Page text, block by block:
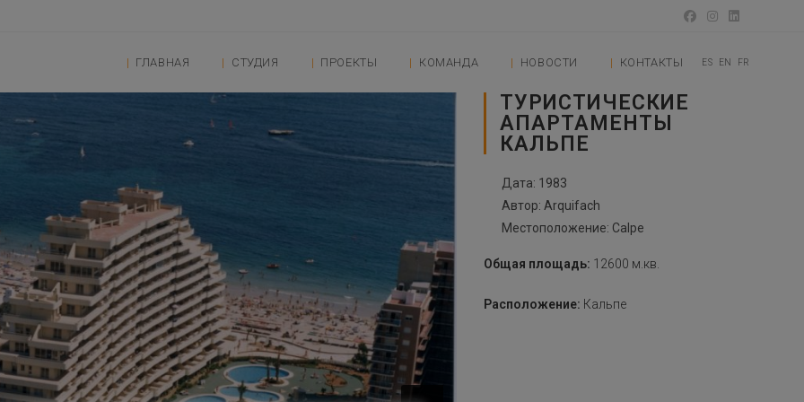
ГЛАВНАЯ СТУДИЯ ПРОЕКТЫ КОМАНДА НОВОСТИ КОНТАКТЫ ES EN FR
ТУРИСТИЧЕСКИЕ
АПАРТАМЕНТЫ
КАЛЬПЕ
Дата: 1983
Автор: Arquifach
Местоположение: Calpe
Общая площадь: 12600 м.кв.
Расположение: Кальпе